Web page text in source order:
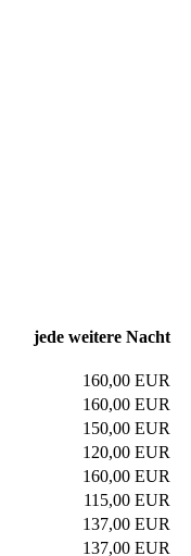
jede weitere Nacht
160,00 EUR
160,00 EUR
150,00 EUR
120,00 EUR
160,00 EUR
115,00 EUR
137,00 EUR
137,00 EUR